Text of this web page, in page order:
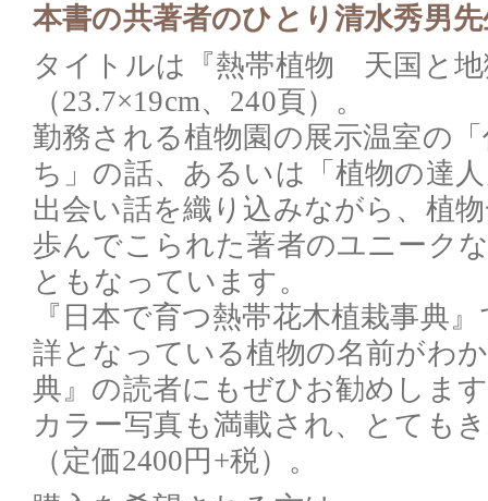
本書の共著者のひとり清水秀男
タイトルは『熱帯植物 天国と地
（23.7×19cm、240頁）。
勤務される植物園の展示温室の
ち」の話、あるいは「植物の達
出会い話を織り込みながら、植
歩んでこられた著者のユニーク
ともなっています。
『日本で育つ熱帯花木植栽事典
詳となっている植物の名前がわ
典』の読者にもぜひお勧めしま
カラー写真も満載され、とても
（定価2400円+税）。